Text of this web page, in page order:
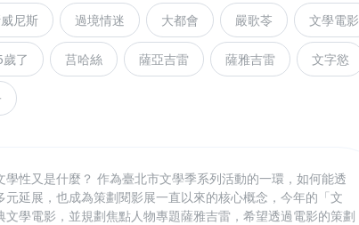
尼斯 過境情迷 大都會 嚴歌苓 文學電影
了 莒哈絲 薩亞吉雷 薩雅吉雷 文字慾
性又是什麼？ 作為臺北市文學季系列活動的一環，如何能透
延展，也成為策劃閱影展一直以來的核心概念，今年的「文
學電影，並規劃焦點人物專題薩雅吉雷，希望透過電影的策劃